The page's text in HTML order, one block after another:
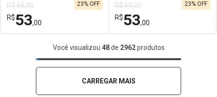
Comprar sem Desconto
Por R$ 74,00/cada
Comprar sem Desconto
Por R$ 74,00/cada
Comprar sem Desconto
Por R$ 53,00/cada
Comprar sem Desconto
Por R$ 53,00/cada
R$ 69,00
R$53,00
23% OFF
FECHAR
FECHAR
R$ 69,00
R$53,00
23% OFF
Você visualizou 48de 2962produtos
CARREGAR MAIS